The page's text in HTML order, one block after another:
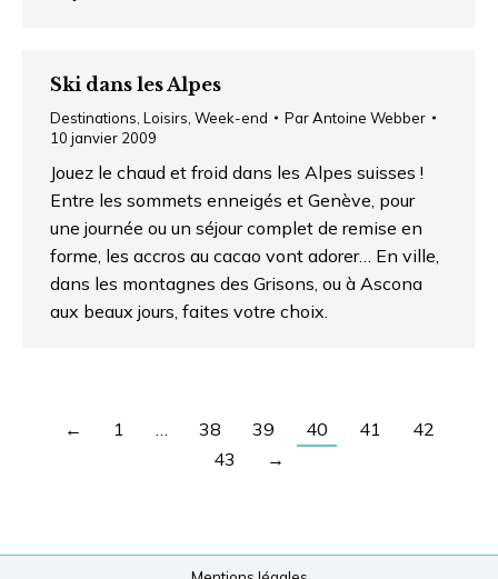
Ski dans les Alpes
Destinations Loisirs Week-end ParAntoine Webber
10 janvier 2009
Jouez le chaud et froid dans les Alpes suisses !
Entre les sommets enneigés et Genève, pour
une journée ou un séjour complet de remise en
forme, les accros au cacao vont adorer… En ville,
dans les montagnes des Grisons, ou à Ascona
aux beaux jours, faites votre choix.
← 1 … 38 39 40 41
42
43
→